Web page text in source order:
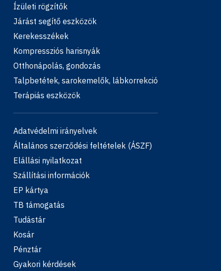
Ízületi rögzítők
Járást segítő eszközök
Kerekesszékek
Kompressziós harisnyák
Otthonápolás, gondozás
Talpbetétek, sarokemelők, lábkorrekció
Terápiás eszközök
Adatvédelmi irányelvek
Általános szerződési feltételek (ÁSZF)
Elállási nyilatkozat
Szállítási információk
EP kártya
TB támogatás
Tudástár
Kosár
Pénztár
Gyakori kérdések